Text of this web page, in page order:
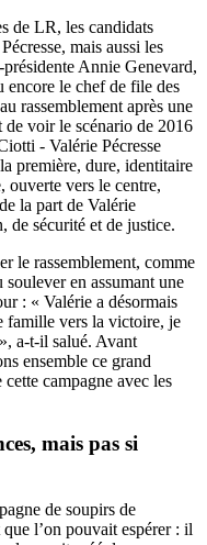
de LR, les candidats
mais aussi les
Annie Genevard,
encore le chef de file des
rassemblement après une
de voir le scénario de 2016
- Valérie Pécresse
première, dure, identitaire
ouverte vers le centre,
la part de Valérie
de sécurité et de justice.
le rassemblement, comme
en assumant une
: « Valérie a désormais
famille vers la victoire, je
a-t-il salué. Avant
ensemble ce grand
campagne avec les
mais pas si
de soupirs de
l’on pouvait espérer : il